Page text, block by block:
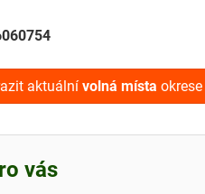
aktuální volná místa okrese
vás